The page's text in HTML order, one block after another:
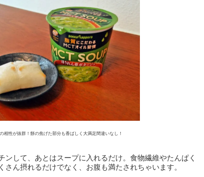
性が抜群！餅の焦げた部分も香ばしく大満足間違いなし！
ンして、あとはスープに入れるだけ。食物繊維やたんぱく
ん摂れるだけでなく、お腹も満たされちゃいます。